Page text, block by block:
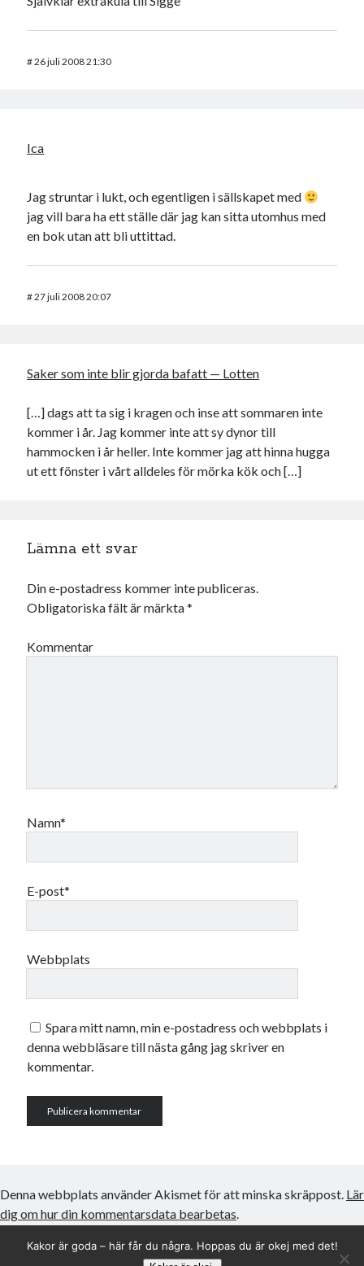
#26 juli 2008 21:30
Ica
Jag struntar i lukt, och egentligen i sällskapet med
jag vill bara ha ett ställe där jag kan sitta utomhus med
en bok utan att bli uttittad.
#27 juli 2008 20:07
Saker som inte blir gjorda bafatt — Lotten
[…] dags att ta sig i kragen och inse att sommaren inte
kommer i år. Jag kommer inte att sy dynor till
hammocken i år heller. Inte kommer jag att hinna hugga
ut ett fönster i vårt alldeles för mörka kök och […]
Lämna ett svar
Din e-postadress kommer inte publiceras.
Obligatoriska fält är märkta*
Kommentar
Namn*
E-post*
Webbplats
Spara mitt namn, min e-postadress och webbplats i
denna webbläsare till nästa gång jag skriver en
kommentar.
Denna webbplats använder Akismet för att minska skräppost. Lär
dig om hur din kommentarsdata bearbetas.
Kakor är goda – här får du några. Hoppas du är okej med det!